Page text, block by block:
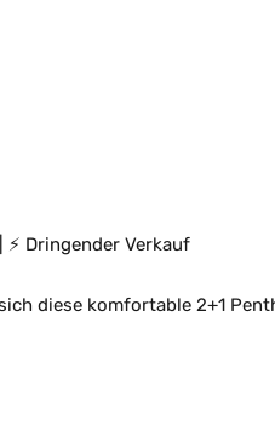
⚡ Dringender Verkauf
diese komfortable 2+1